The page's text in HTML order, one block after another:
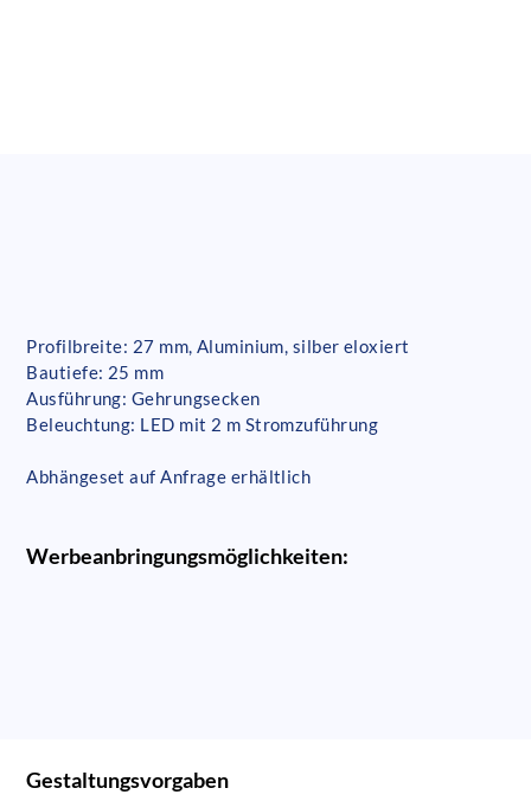
Profilbreite: 27 mm, Aluminium, silber eloxiert
Bautiefe: 25 mm
Ausführung: Gehrungsecken
Beleuchtung: LED mit 2 m Stromzuführung
Abhängeset auf Anfrage erhältlich
Werbeanbringungsmöglichkeiten:
Gestaltungsvorgaben